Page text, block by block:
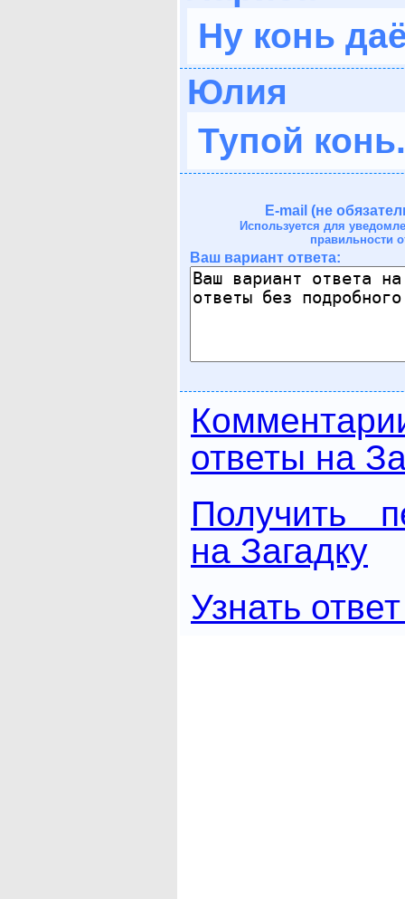
Ну конь
Юлия
Тупой
E-mail (не
Используется для
правильности
Ваш вариант ответа:
ответы на
Получить
на Загадку
Узнать